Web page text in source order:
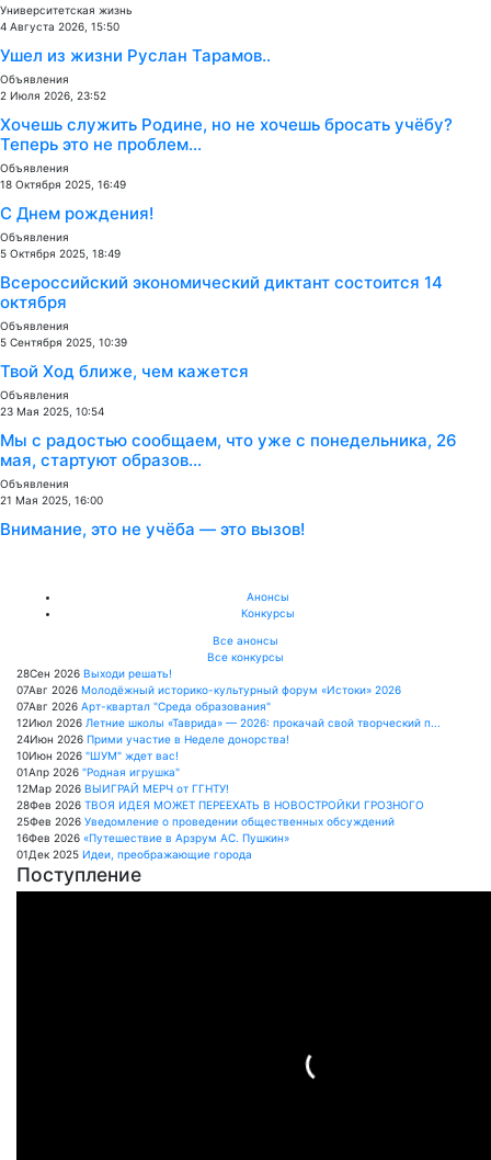
Университетская жизнь
4 Августа 2026, 15:50
Ушел из жизни Руслан Тарамов..
Объявления
2 Июля 2026, 23:52
Хочешь служить Родине, но не хочешь бросать учёбу?
Теперь это не проблем...
Объявления
18 Октября 2025, 16:49
С Днем рождения!
Объявления
5 Октября 2025, 18:49
Всероссийский экономический диктант состоится 14
октября
Объявления
5 Сентября 2025, 10:39
Твой Ход ближе, чем кажется
Объявления
23 Мая 2025, 10:54
Мы с радостью сообщаем, что уже с понедельника, 26
мая, стартуют образов...
Объявления
21 Мая 2025, 16:00
Внимание, это не учёба — это вызов!
Анонсы
Конкурсы
Все анонсы
Все конкурсы
28Сен 2026 Выходи решать!
07Авг 2026 Молодёжный историко-культурный форум «Истоки» 2026
07Авг 2026 Арт-квартал "Среда образования"
12Июл 2026 Летние школы «Таврида» — 2026: прокачай свой творческий п...
24Июн 2026 Прими участие в Неделе донорства!
10Июн 2026 "ШУМ" ждет вас!
01Апр 2026 "Родная игрушка"
12Мар 2026 ВЫИГРАЙ МЕРЧ от ГГНТУ!
28Фев 2026 ТВОЯ ИДЕЯ МОЖЕТ ПЕРЕЕХАТЬ В НОВОСТРОЙКИ ГРОЗНОГО
25Фев 2026 Уведомление о проведении общественных обсуждений
16Фев 2026 «Путешествие в Арзрум АС. Пушкин»
01Дек 2025 Идеи, преображающие города
Поступление